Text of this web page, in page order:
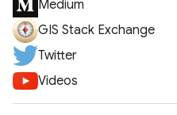
Medium
GIS Stack Exchange
Twitter
Videos